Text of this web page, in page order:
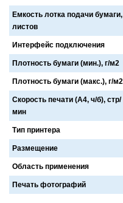
Емкость лотка подачи бумаги,
листов
Интерфейс подключения
Плотность бумаги (мин.), г/м2
Плотность бумаги (макс.), г/м2
Скорость печати (А4, ч/б), стр/
мин
Тип принтера
Размещение
Область применения
Печать фотографий